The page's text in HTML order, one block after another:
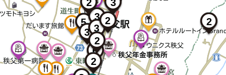
6
5
3
3
3
3
2
2
2
2
2